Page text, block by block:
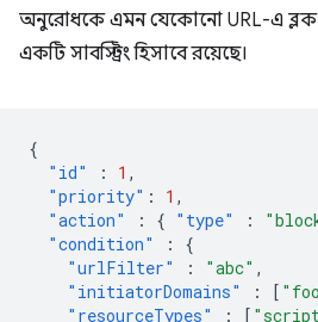
অনুরোধকে এমন যেকোনো URL-এ ব্লক
একটি সাবস্ট্রিং হিসাবে রয়েছে।
{
"id"
: 1 ,
"priority" : 1 ,
"action"
: { "type" :
"condition"
:
{
"urlFilter"
: "abc" ,
"initiatorDomains"
: [
"resourceTypes"
: [